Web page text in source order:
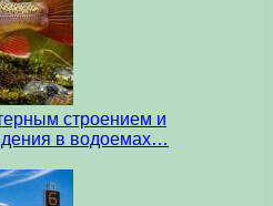
строением и
в водоемах…